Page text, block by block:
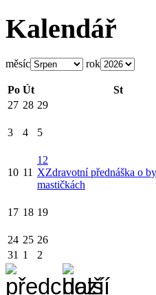
Kalendář
měsíc rok
Po Út St
27 28 29
3 4 5
10 11
12
XZdravotní přednáška o
mastičkách
17 18 19
24 25 26
31 1 2